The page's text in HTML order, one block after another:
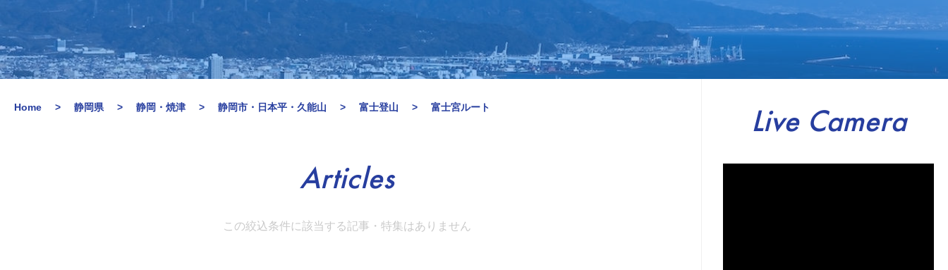
Home 静岡県 静岡・焼津 静岡市・日本平・久能山 富士登山 富士宮ルート
Articles
この絞込条件に該当する記事・特集はありません
Live Camera